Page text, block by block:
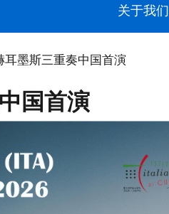
关于我们
耳墨斯三重奏中国首演
国首演